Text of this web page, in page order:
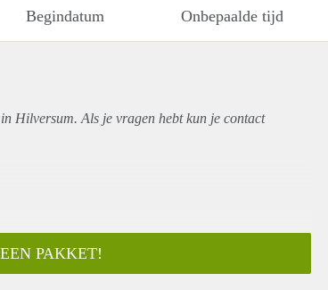
Begindatum Onbepaalde tijd
Hilversum. Als je vragen hebt kun je contact
PAKKET!